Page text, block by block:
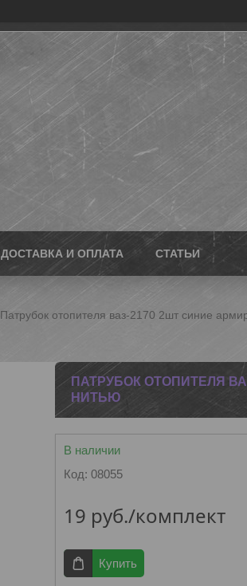
ДОСТАВКА И ОПЛАТА СТАТЬИ
Патрубок отопителя ваз-2170 2шт синие
ПАТРУБОК ОТОПИТЕЛЯ
НИТЬЮ
В наличии
Код: 08055
19 руб./комплект
Купить